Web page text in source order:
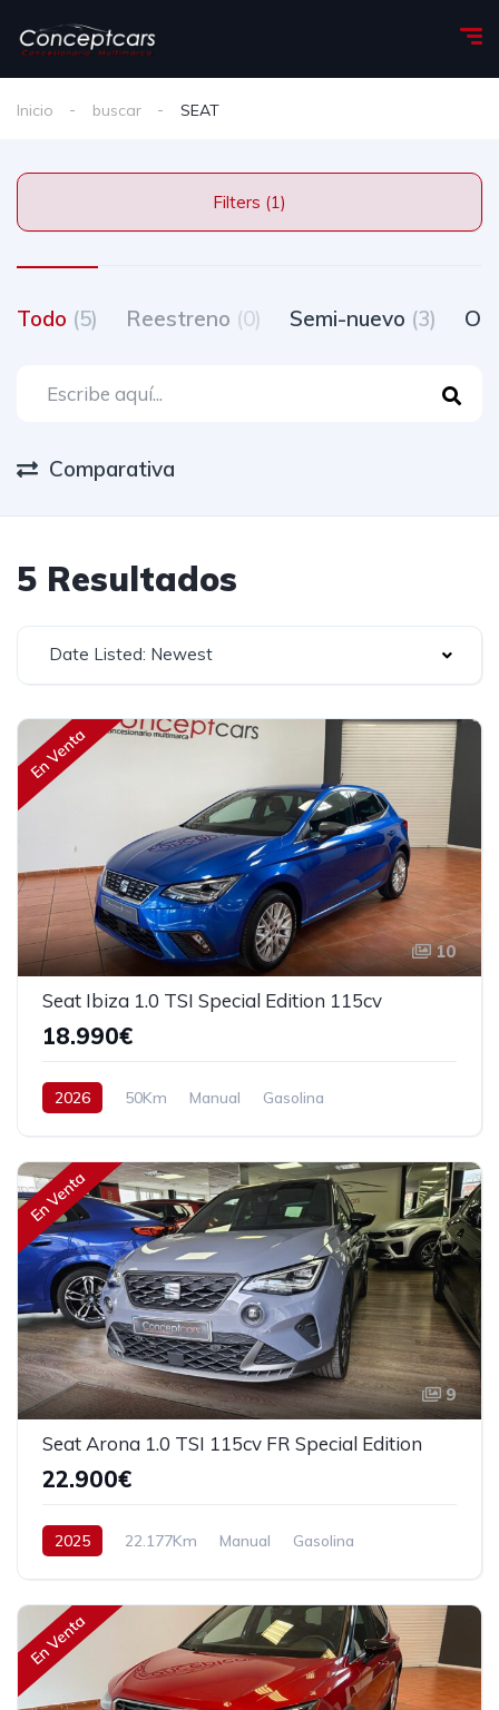
Inicio buscar SEAT
Filters (1)
Todo (5) Reestreno (0) Semi-nuevo (3)
Comparativa
5 Resultados
Date Listed: Newest
En Venta
10
Seat Ibiza 1.0 TSI Special Edition 115cv
18.990€
2026 50Km Manual
Gasolina
En Venta
9
Seat Arona 1.0 TSI 115cv FR Special Edition
22.900€
2025 22.177Km Manual
Gasolina
En Venta